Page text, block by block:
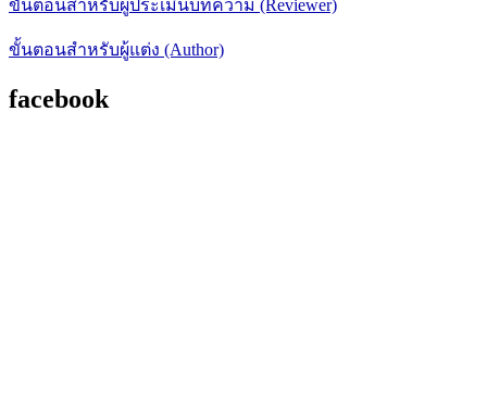
ขั้นตอนสำหรับผู้ประเมินบทความ (Reviewer)
ขั้นตอนสำหรับผู้แต่ง (Author)
facebook